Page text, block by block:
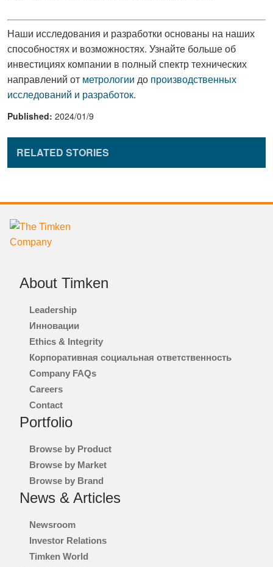
Наши исследования и разработки основаны на наших
способностях и возможностях. Узнайте больше об
инвестициях компании в полный спектр технических
направлений от метрологии до производственных
исследований и разработок.
Published: 2024/01/9
RELATED STORIES
About Timken
Leadership
Инновации
Ethics & Integrity
Корпоративная социальная ответственность
Company FAQs
Careers
Contact
Portfolio
Browse by Product
Browse by Market
Browse by Brand
News & Articles
Newsroom
Investor Relations
Timken World